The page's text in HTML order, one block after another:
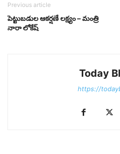
Previous article
పెట్టుబడుల ఆకర్షణే లక్ష్యం – మంత్రి
నారా లోకేష్
Today
https://